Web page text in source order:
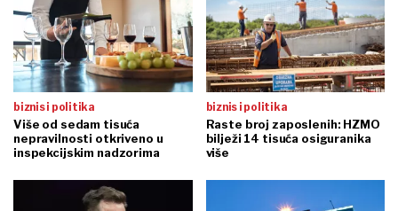
biznis i politika
Više od sedam tisuća
nepravilnosti otkriveno u
inspekcijskim nadzorima
biznis i politika
Raste broj zaposlenih: HZMO
bilježi 14 tisuća osiguranika
više